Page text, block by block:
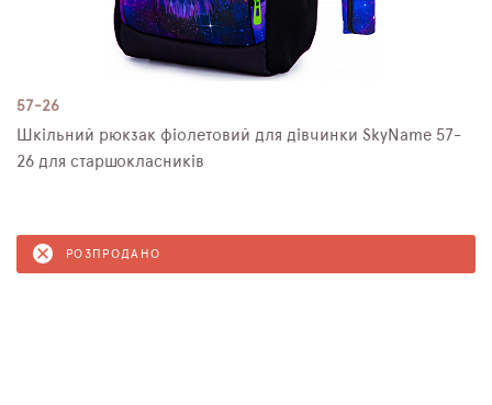
57-26
Шкільний рюкзак фіолетовий для дівчинки SkyNamе 57-
26 для старшокласників
РОЗПРОДАНО